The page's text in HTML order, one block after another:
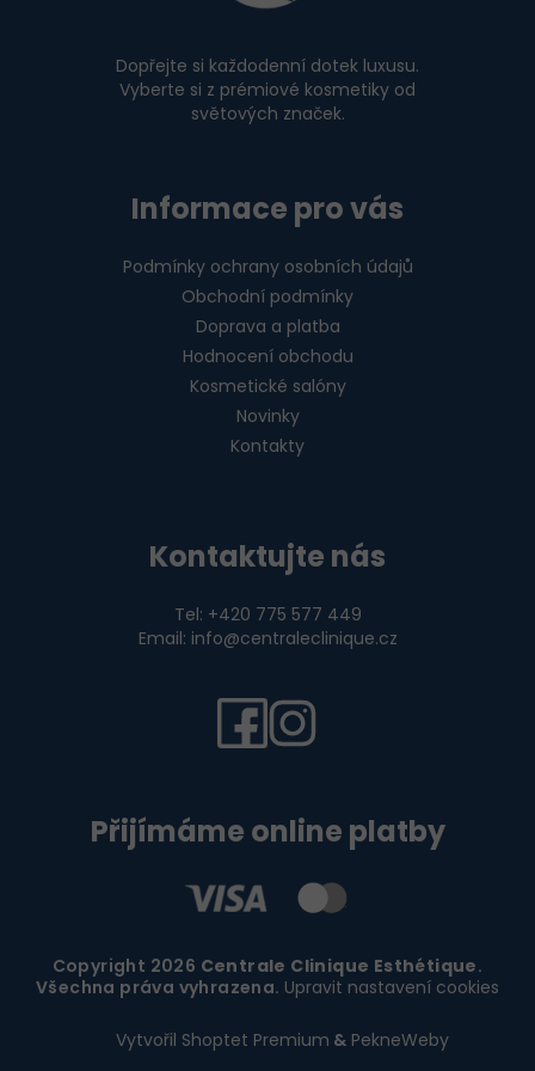
Dopřejte si každodenní dotek luxusu.
Vyberte si z prémiové kosmetiky od
světových značek.
Informace pro vás
Podmínky ochrany osobních údajů
Obchodní podmínky
Doprava a platba
Hodnocení obchodu
Kosmetické salóny
Novinky
Kontakty
Kontaktujte nás
Tel: +420 775 577 449
Email: info@centraleclinique.cz
Přijímáme online platby
Copyright 2026 Centrale Clinique Esthétique.
Všechna práva vyhrazena. Upravit nastavení cookies
Vytvořil Shoptet Premium & PekneWeby